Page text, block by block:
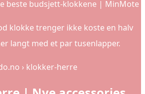
beste budsjett-klokkene | MinMote
klokke trenger ikke koste en halv
langt med et par tusenlapper.
› klokker-herre